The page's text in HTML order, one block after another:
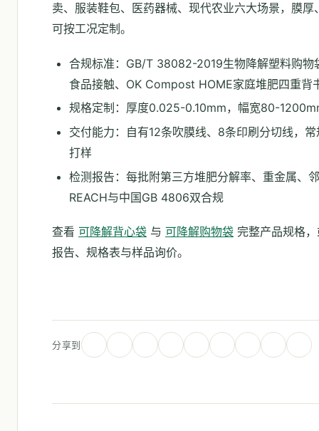
卖、服装鞋包、医药器械、现代农业六大场景，膜
可按工况定制。
合规标准：GB/T 38082-2019生物降解塑料购
食品接触、OK Compost HOME家庭堆肥四重背
规格定制：厚度0.025-0.10mm，幅宽80-
交付能力：自有12条吹膜线、8条印刷分切线，
打样
检测报告：每批附第三方堆肥分解率、重金属、
REACH与中国GB 4806双合规
查看 可降解背心袋 与 可降解购物袋 完整产品规格
报告、规格表与样品询价。
分享到